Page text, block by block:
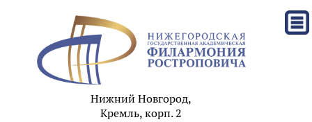
Нижний Новгород,
Кремль, корп. 2